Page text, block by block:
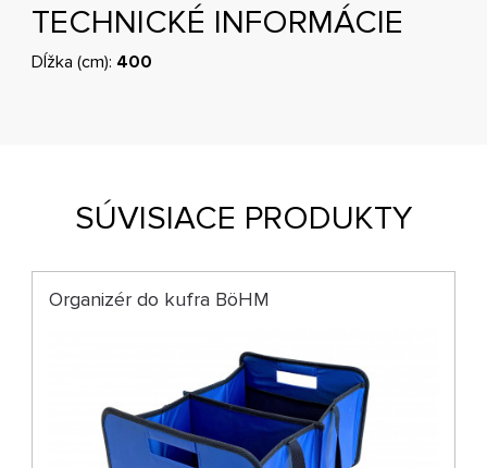
TECHNICKÉ INFORMÁCIE
Dĺžka (cm): 400
SÚVISIACE PRODUKTY
Organizér do kufra BöHM